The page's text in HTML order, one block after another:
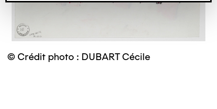
© Crédit photo : DUBART Cécile